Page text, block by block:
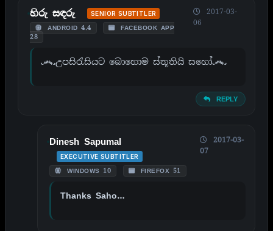
හිරු සඳරු SENIOR SUBTITLER
ANDROID 4.4
FACEBOOK APP
28
2017-03-
06
෴උපසිරැසියට බොහොම ස්තූතියි සහෝ෴
REPLY
Dinesh Sapumal
EXECUTIVE SUBTITLER
WINDOWS 10 FIREFOX 51
2017-03-
07
Thanks Saho…